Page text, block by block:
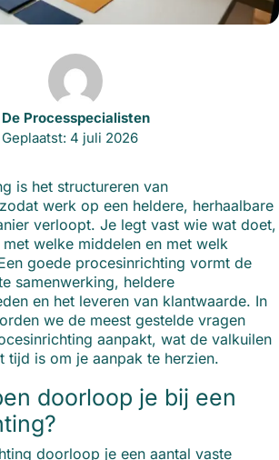
De Processpecialisten
Geplaatst: 4 juli 2026
is het structureren van
werk op een heldere, herhaalbare
verloopt. Je legt vast wie wat doet,
welke middelen en met welk
goede procesinrichting vormt de
samenwerking, heldere
en het leveren van klantwaarde. In
we de meest gestelde vragen
aanpakt, wat de valkuilen
tijd is om je aanpak te herzien.
doorloop je bij een
doorloop je een aantal vaste